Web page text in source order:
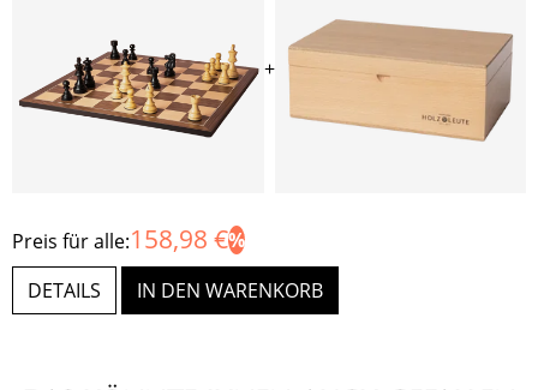
+
Preis für alle:158,98 €
DETAILS IN DEN WARENKORB